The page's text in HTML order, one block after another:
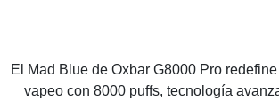
El Mad Blue de Oxbar G8000 Pro
vapeo con 8000 puffs, tecnología